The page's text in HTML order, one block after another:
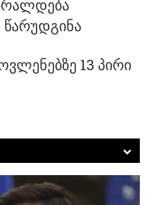
13 პირი